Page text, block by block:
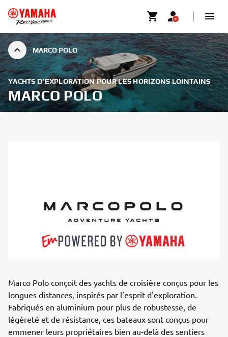
MARCO POLO
YACHTS D’EXPLORATION POUR LES HORIZONS LOINTAINS
MARCO POLO
Marco Polo conçoit des yachts de croisière conçus pour les
longues distances, inspirés par l'esprit d'exploration.
Fabriqués en aluminium pour plus de robustesse, de
légèreté et de résistance, ces bateaux sont conçus pour
emmener leurs propriétaires bien au-delà des sentiers